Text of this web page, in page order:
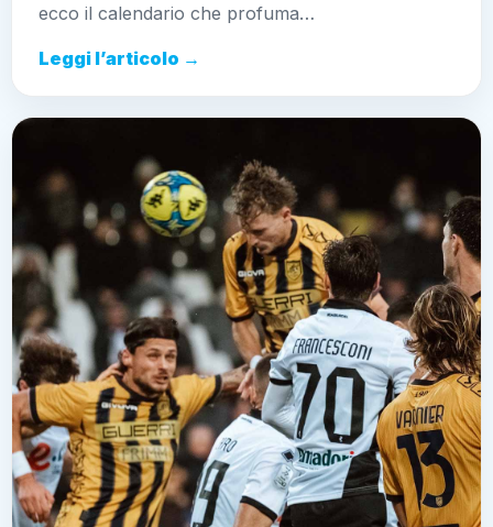
ecco il calendario che profuma…
Leggi l’articolo →